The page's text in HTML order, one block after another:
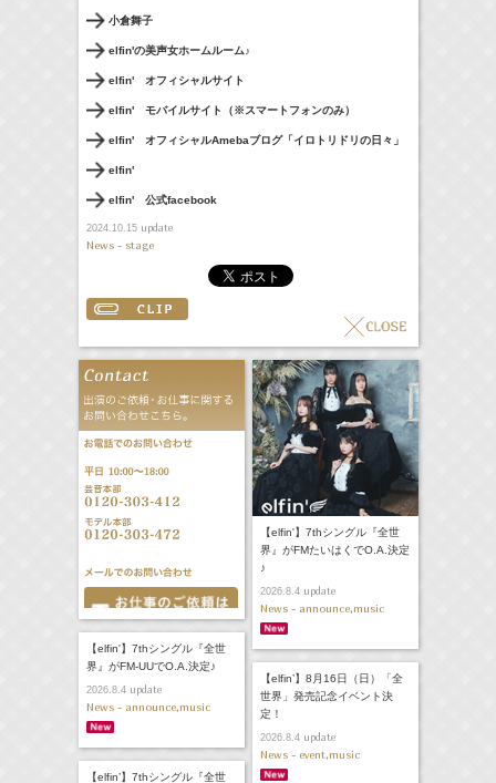
小倉舞子
elfin'の美声女ホームルーム♪
elfin' オフィシャルサイト
elfin' モバイルサイト（※スマートフォンのみ）
elfin' オフィシャルAmebaブログ「イロトリドリの日々」
elfin'
elfin' 公式facebook
2024.10.15update
News - stage
【elfin'】7thシングル『全世
界』がFMたいはくでO.A.決定
♪
2026.8.4update
News - announce,music
【elfin'】7thシングル『全世
界』がFM-UUでO.A.決定♪
2026.8.4update
News - announce,music
【elfin’】8月16日（日）「全
世界」発売記念イベント決
定！
2026.8.4update
News - event,music
【elfin’】7thシングル『全世